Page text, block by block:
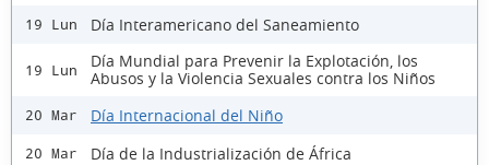
19 Lun Día Interamericano del Saneamiento
19 Lun
Día Mundial para Prevenir la Explotación, los
Abusos y la Violencia Sexuales contra los Niños
20 Mar Día Internacional del Niño
20 Mar Día de la Industrialización de África